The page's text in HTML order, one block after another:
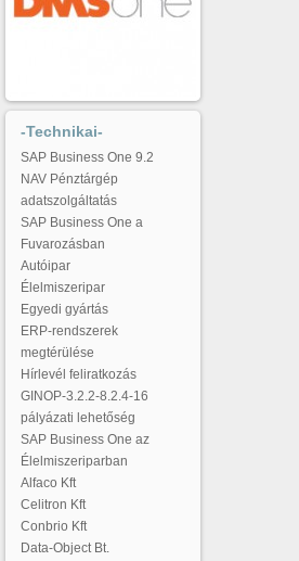
-Technikai-
SAP Business One 9.2
NAV Pénztárgép
adatszolgáltatás
SAP Business One a
Fuvarozásban
Autóipar
Élelmiszeripar
Egyedi gyártás
ERP-rendszerek
megtérülése
Hírlevél feliratkozás
GINOP-3.2.2-8.2.4-16
pályázati lehetőség
SAP Business One az
Élelmiszeriparban
Alfaco Kft
Celitron Kft
Conbrio Kft
Data-Object Bt.